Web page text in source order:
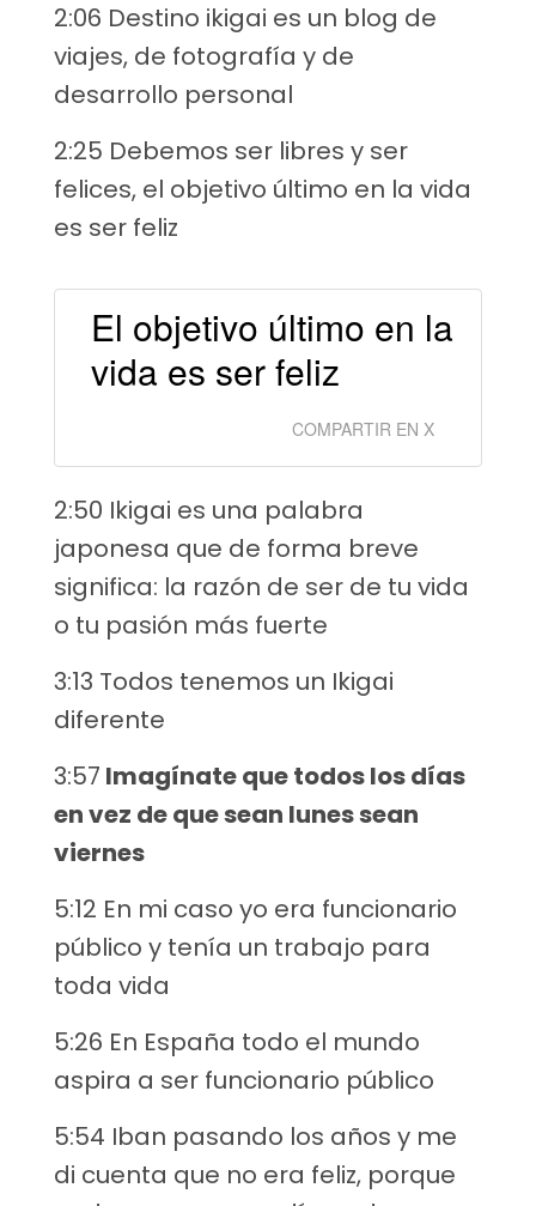
2:06 Destino ikigai es un blog de
viajes, de fotografía y de
desarrollo personal
2:25 Debemos ser libres y ser
felices, el objetivo último en la vida
es ser feliz
El objetivo último en la
vida es ser feliz
COMPARTIR EN X
2:50 Ikigai es una palabra
japonesa que de forma breve
significa: la razón de ser de tu vida
o tu pasión más fuerte
3:13 Todos tenemos un Ikigai
diferente
3:57 Imagínate que todos los días
en vez de que sean lunes sean
viernes
5:12 En mi caso yo era funcionario
público y tenía un trabajo para
toda vida
5:26 En España todo el mundo
aspira a ser funcionario público
5:54 Iban pasando los años y me
di cuenta que no era feliz, porque